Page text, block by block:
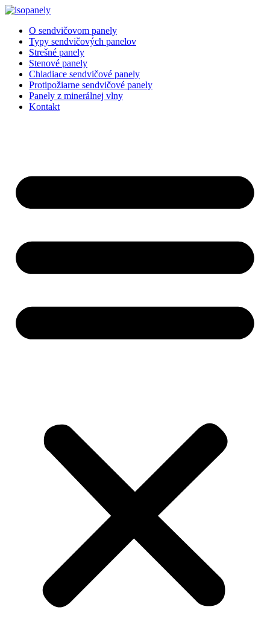
Preskočiť
obsah
O sendvičovom panely
Typy sendvičových panelov
Strešné panely
Stenové panely
Chladiace sendvičové panely
Protipožiarne sendvičové panely
Panely z minerálnej vlny
Kontakt